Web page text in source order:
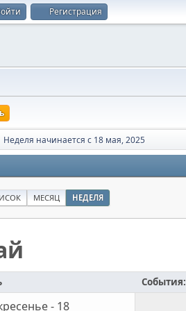
Регистрация
Неделя начинается с 18 мая, 2025
МЕСЯЦ НЕДЕЛЯ
События:
- 18